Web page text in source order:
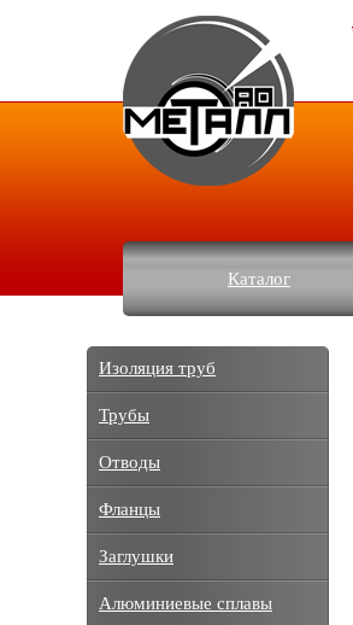
Каталог
Изоляция труб
Трубы
Отводы
Фланцы
Заглушки
Алюминиевые сплавы